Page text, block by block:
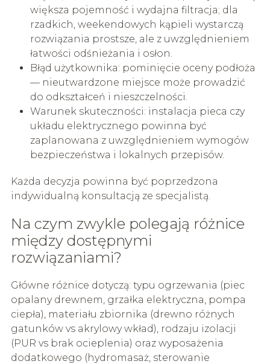
większa pojemność i wydajna filtracja; dla
rzadkich, weekendowych kąpieli wystarczą
rozwiązania prostsze, ale z uwzględnieniem
łatwości odśnieżania i osłon.
Błąd użytkownika: pominięcie oceny podłoża
— nieutwardzone miejsce może prowadzić
do odkształceń i nieszczelności.
Warunek skuteczności: instalacja pieca czy
układu elektrycznego powinna być
zaplanowana z uwzględnieniem wymogów
bezpieczeństwa i lokalnych przepisów.
Każda decyzja powinna być poprzedzona
indywidualną konsultacją ze specjalistą.
Na czym zwykle polegają różnice
między dostępnymi
rozwiązaniami?
Główne różnice dotyczą: typu ogrzewania (piec
opalany drewnem, grzałka elektryczna, pompa
ciepła), materiału zbiornika (drewno różnych
gatunków vs akrylowy wkład), rodzaju izolacji
(PUR vs brak ocieplenia) oraz wyposażenia
dodatkowego (hydromasaż, sterowanie